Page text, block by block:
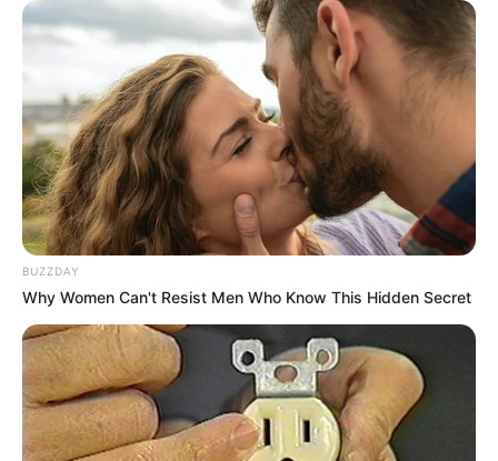
A mostani fejlemény azért fontos, mert Varga Judit
személye továbbra is Magyar Péter politikai
támadásának egyik legérzékenyebb pontja. A
kormányközeli oldal számára alkalmas lehet arra,
hogy Magyar Péter magánéletét napirenden tartsa,
Magyar Péter oldalán viszont a lezárt nyomozás és
a vallomástétel elmaradása azt az érvet erősítheti,
hogy ellene bizonyítatlan lejáratókampány zajlott.
Varga Judit tehát úgy tért vissza a hírekbe, hogy
közben nem egy új politikai programmal állt elő,
hanem egy régi, súlyos botrány árnyéka került elő
újra. És most éppen az lett a hír: amikor a hatóság
előtt kellett volna vallomást tennie, nem tette meg.
BUZZDAY
Why Women Can't Resist Men Who Know This Hidden Secret